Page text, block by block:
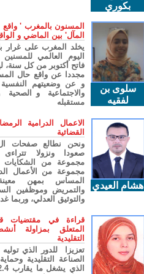
بكوري
سلوى بن
لفقيه
المسنون بالمغرب '
المآل' بين الماضي و
يخلد المغرب على غرار
اليوم العالمي
فاتح أكتوبر من كل سنة،
مجددا عن واقع حال
و عن وضعيتهم النفسية
والاجتماعية و
مستقبله
هشام العيدي
الاعمال الدرامية
القضائية
صعودا ونزولا تتراءى
مجموعة من الشكايات
مجموعة من الأعمال
المساس بمهن معينة
والتمريض وموظفين
والتوثيق العدلي، وربما
المتعلق بمزاولة
التقليدية
تعزيزا للدور الذي
الصناعة التقليدية